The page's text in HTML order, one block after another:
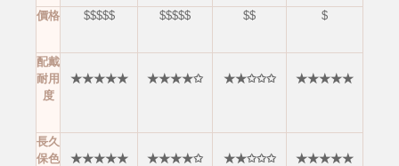
價格 $$$$$ $$$$$ $$ $
配戴
耐用
度
★★★★★ ★★★★✩ ★★✩✩✩ ★★★★★
長久
保色
★★★★★ ★★★★✩ ★★✩✩✩ ★★★★★